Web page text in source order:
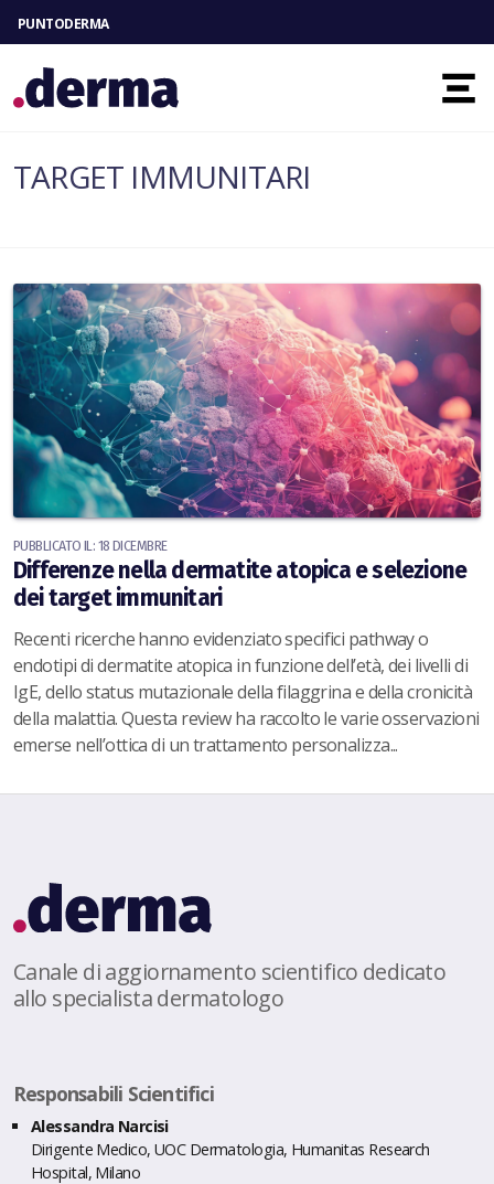
PUNTODERMA
TARGET IMMUNITARI
PUBBLICATO IL: 18 DICEMBRE
Differenze nella dermatite atopica e selezione
dei target immunitari
Recenti ricerche hanno evidenziato specifici pathway o
endotipi di dermatite atopica in funzione dell’età, dei livelli di
IgE, dello status mutazionale della filaggrina e della cronicità
della malattia. Questa review ha raccolto le varie osservazioni
emerse nell’ottica di un trattamento personalizza...
Canale di aggiornamento scientifico dedicato
allo specialista dermatologo
Responsabili Scientifici
Alessandra Narcisi
Dirigente Medico, UOC Dermatologia, Humanitas Research
Hospital, Milano